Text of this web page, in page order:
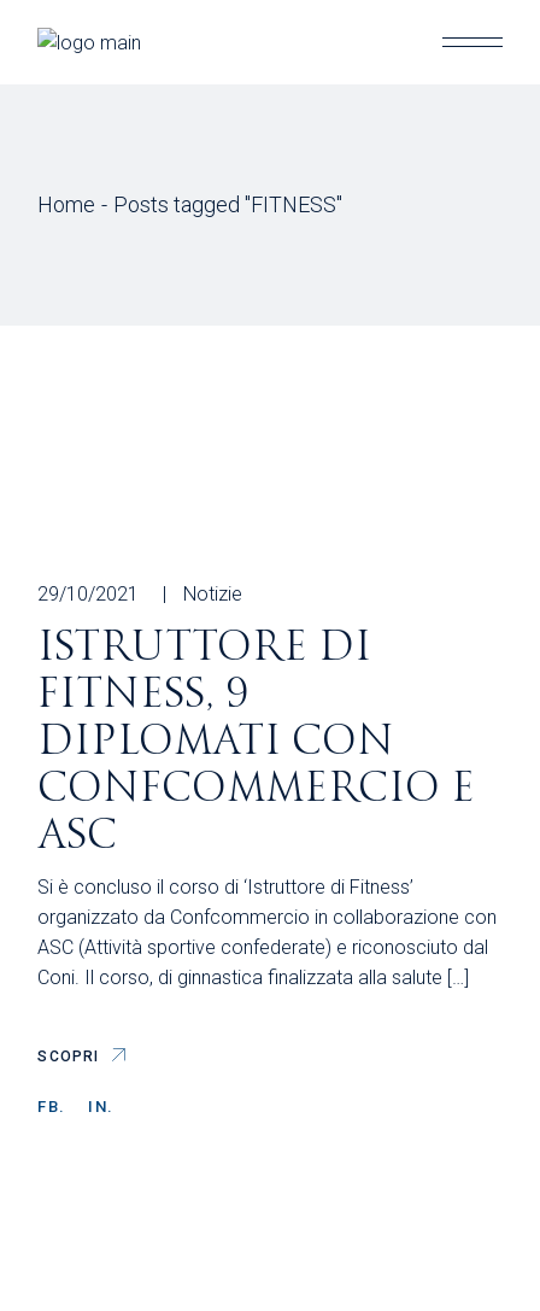
Home Posts tagged "FITNESS"
29/10/2021 Notizie
ISTRUTTORE DI
FITNESS, 9
DIPLOMATI CON
CONFCOMMERCIO E
ASC
Si è concluso il corso di ‘Istruttore di Fitness’
organizzato da Confcommercio in collaborazione con
ASC (Attività sportive confederate) e riconosciuto dal
Coni. Il corso, di ginnastica finalizzata alla salute […]
SCOPRI
FB. IN.